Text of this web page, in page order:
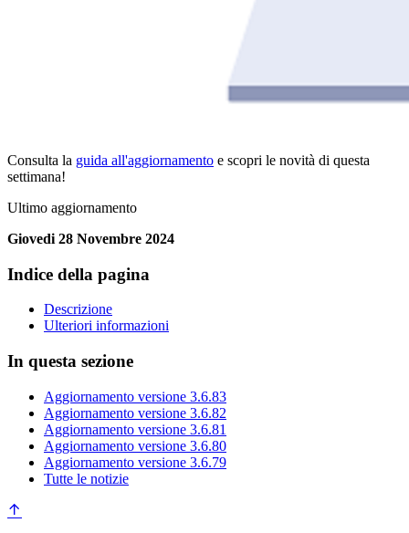
Consulta la guida all'aggiornamento e scopri le novità di questa
settimana!
Ultimo aggiornamento
Giovedi 28 Novembre 2024
Indice della pagina
Descrizione
Ulteriori informazioni
In questa sezione
Aggiornamento versione 3.6.83
Aggiornamento versione 3.6.82
Aggiornamento versione 3.6.81
Aggiornamento versione 3.6.80
Aggiornamento versione 3.6.79
Tutte le notizie